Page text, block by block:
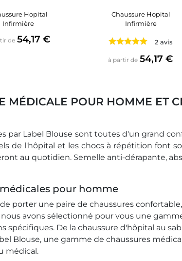
Hopital
Infirmière
de Prix
54,17 €
Chaussure Hopital
Infirmière
2 avis
à partir de Prix
54,17 €
MÉDICALE POUR HOMME ET
par Label Blouse sont toutes d'un grand
de l'hôpital et les chocs à répétition font
au quotidien. Semelle anti-dérapante,
pour homme
porter une paire de chaussures
avons sélectionné pour vous une
spécifiques. De la chaussure d'hôpital au
Blouse, une gamme de chaussures
médical.